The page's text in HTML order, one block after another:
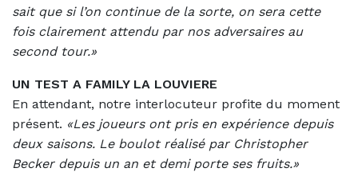
sait que si l’on continue de la sorte, on sera cette
fois clairement attendu par nos adversaires au
second tour.»
UN TEST A FAMILY LA LOUVIERE
En attendant, notre interlocuteur profite du moment
présent. «Les joueurs ont pris en expérience depuis
deux saisons. Le boulot réalisé par Christopher
Becker depuis un an et demi porte ses fruits.»